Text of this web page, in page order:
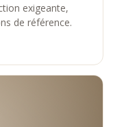
exigeante,
de référence.